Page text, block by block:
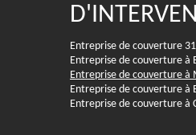
Entreprise de couverture
Entreprise de couverture à
Entreprise de couverture à
Entreprise de couverture à
Entreprise de couverture à